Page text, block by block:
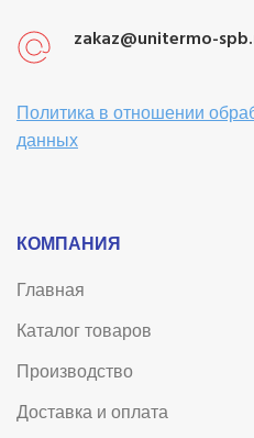
zakaz@unitermo-
Политика в отношении
данных
КОМПАНИЯ
Главная
Каталог товаров
Производство
Доставка и оплата